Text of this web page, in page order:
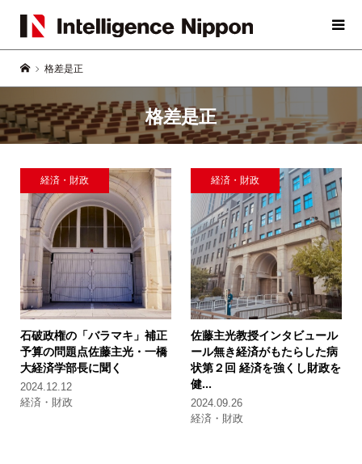
格差是正
格差是正
経済・財政
石破政権の「バラマキ」補正
予算の問題点佐藤主光・一橋
大経済学部長に聞く
2024.12.12
経済・財政
経済・財政
佐藤主光教授インタビュール
ール無き経済がもたらした病
状第２回 経済を強くし財政を
健...
2024.09.26
経済・財政